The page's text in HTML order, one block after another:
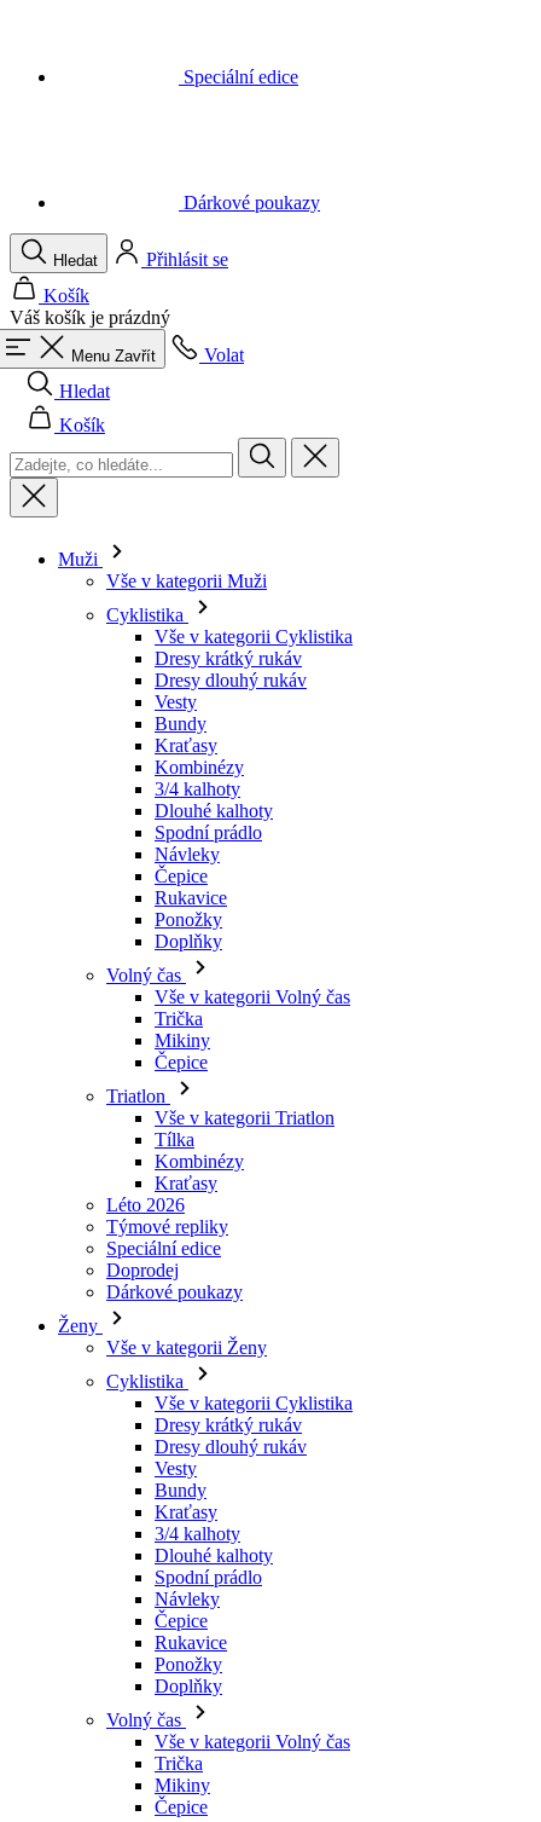
Váš košík je prázdný
Menu Zavřít
Volat
Hledat
Košík
Muži
Vše v kategorii Muži
Dresy dlouhý rukáv
Vesty
Bundy
Kraťasy
Kombinézy
3/4 kalhoty
Dlouhé kalhoty
Spodní prádlo
Návleky
Čepice
Rukavice
Ponožky
Doplňky
Volný čas
Vše v kategorii Volný čas
Trička
Mikiny
Čepice
Triatlon
Vše v kategorii Triatlon
Tílka
Kombinézy
Kraťasy
Léto 2026
Týmové repliky
Speciální edice
Doprodej
Dárkové poukazy
Ženy
Vše v kategorii Ženy
Cyklistika
Vše v kategorii Cyklistika
Dresy dlouhý rukáv
Vesty
Bundy
Kraťasy
3/4 kalhoty
Dlouhé kalhoty
Spodní prádlo
Návleky
Čepice
Rukavice
Ponožky
Doplňky
Volný čas
Vše v kategorii Volný čas
Trička
Mikiny
Čepice
Triatlon
Vše v kategorii Triatlon
Tílka
Kombinézy